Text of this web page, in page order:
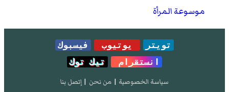
موسوعة المرأة
تويتر يوتيوب
فيسبوك
انستقرام
تيك توك
سياسة الخصوصية | من نحن | إتصل بنا